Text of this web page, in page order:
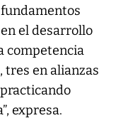
el desarrollo
competencia
tres en alianzas
expresa.